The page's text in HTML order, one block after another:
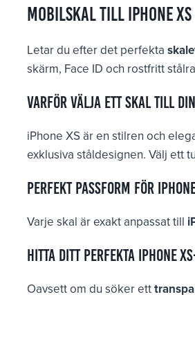
Mobilskal till iPhone
Letar du efter det perfekta
skärm, Face ID och rostfritt
Varför välja ett skal till din
iPhone XS är en stilren och
exklusiva ståldesignen. Välj ett
Perfekt passform för iPhone
Varje skal är exakt anpassat till
Hitta ditt perfekta iPhone
Oavsett om du söker ett